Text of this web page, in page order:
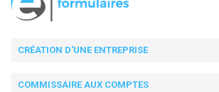
CRÉATION D'UNE ENTREPRISE
COMMISSAIRE AUX COMPTES